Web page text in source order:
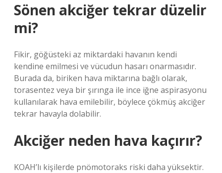
Sönen akciğer tekrar düzelir
mi?
Fikir, göğüsteki az miktardaki havanın kendi
kendine emilmesi ve vücudun hasarı onarmasıdır.
Burada da, biriken hava miktarına bağlı olarak,
torasentez veya bir şırınga ile ince iğne aspirasyonu
kullanılarak hava emilebilir, böylece çökmüş akciğer
tekrar havayla dolabilir.
Akciğer neden hava kaçırır?
KOAH’lı kişilerde pnömotoraks riski daha yüksektir.